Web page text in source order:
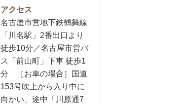
アクセス
名古屋市営地下鉄鶴舞線
「川名駅」2番出口より
徒歩10分／名古屋市営バ
ス「前山町」下車 徒歩1
分 ［お車の場合］国道
153号吹上から入り中に
向かい、途中「川原通7